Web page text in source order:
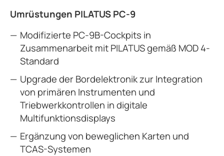
Umrüstungen PILATUS PC-9
Modifizierte PC-9B-Cockpits in
Zusammenarbeit mit PILATUS gemäß MOD 4-
Standard
Upgrade der Bordelektronik zur Integration
von primären Instrumenten und
Triebwerkkontrollen in digitale
Multifunktionsdisplays
Ergänzung von beweglichen Karten und
TCAS-Systemen